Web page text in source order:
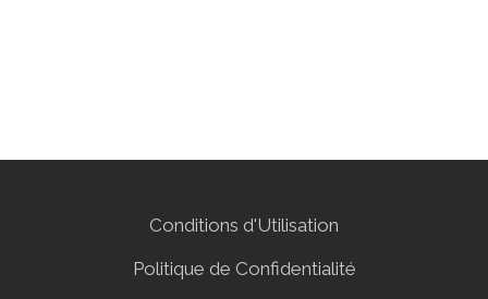
Conditions d'Utilisation
Politique de Confidentialité